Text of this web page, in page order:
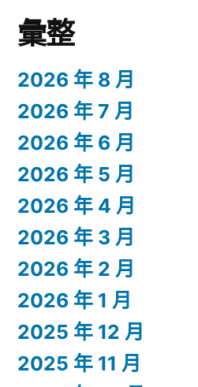
彙整
2026 年 8 月
2026 年 7 月
2026 年 6 月
2026 年 5 月
2026 年 4 月
2026 年 3 月
2026 年 2 月
2026 年 1 月
2025 年 12 月
2025 年 11 月